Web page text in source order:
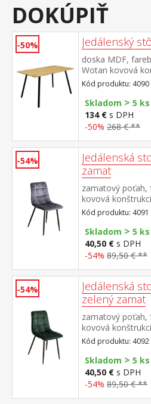
DOKÚPIŤ
-50% Jedálenský
doska MDF,
Wotan kovová
prevedenie čierna
Kód produktu: 4090
Skladom > 5 ks
134 € s DPH
-50% 268 € **
-54%
Jedálenská
zamat
zamatový poťah,
kovová
čierna výška sedu
Kód produktu: 4091
Skladom > 5 ks
40,50 € s DPH
-54% 89,50 € **
-54%
Jedálenská
zelený zamat
zamatový poťah,
kovová
čierna výška sedu
Kód produktu: 4092
Skladom > 5 ks
40,50 € s DPH
-54% 89,50 € **